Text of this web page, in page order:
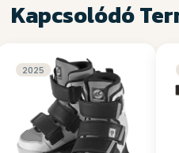
Kapcsolódó
2025